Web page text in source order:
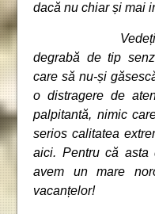
dacă nu chiar și mai
Vedeți
degrabă de tip
care să nu-și
o distragere de
palpitantă, nimic
serios calitatea
aici. Pentru că asta
avem un mare
vacanțelor!